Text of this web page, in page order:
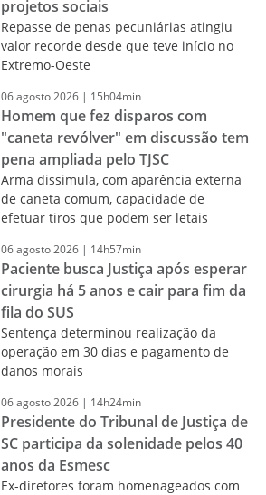
projetos sociais
Repasse de penas pecuniárias atingiu
valor recorde desde que teve início no
Extremo-Oeste
06agosto2026 | 15h04min
Homem que fez disparos com
"caneta revólver" em discussão tem
pena ampliada pelo TJSC
Arma dissimula, com aparência externa
de caneta comum, capacidade de
efetuar tiros que podem ser letais
06agosto2026 | 14h57min
Paciente busca Justiça após esperar
cirurgia há 5 anos e cair para fim da
fila do SUS
Sentença determinou realização da
operação em 30 dias e pagamento de
danos morais
06agosto2026 | 14h24min
Presidente do Tribunal de Justiça de
SC participa da solenidade pelos 40
anos da Esmesc
Ex-diretores foram homenageados com